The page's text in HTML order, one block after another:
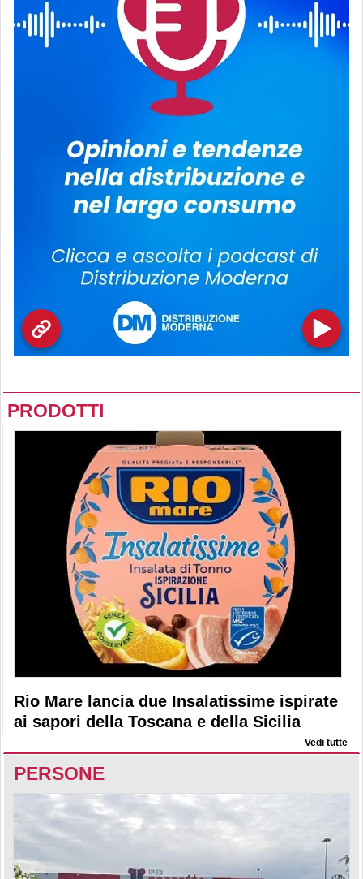
PRODOTTI
Rio Mare lancia due Insalatissime ispirate
ai sapori della Toscana e della Sicilia
Vedi tutte
PERSONE